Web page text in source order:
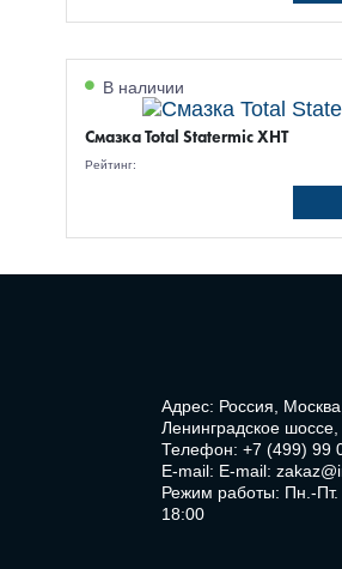
В наличии
Смазка Total Statermic XHT
Рейтинг:
Адрес: Россия,
Ленинградское
Телефон: +7 (499) 99
E-mail: E-mail:
Режим работы: Пн.-Пт.
18:00